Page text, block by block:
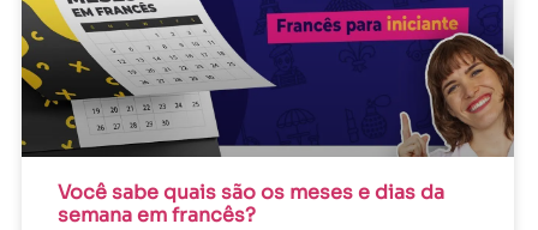
Você sabe quais são os meses e dias da
semana em francês?